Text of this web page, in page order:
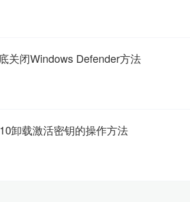
关闭Windows Defender方法
卸载激活密钥的操作方法